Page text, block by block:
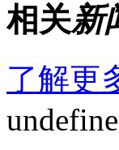
相关新
了解更